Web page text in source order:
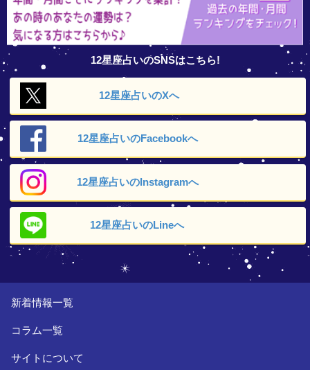
12星座占いのSNSはこちら!
12星座占いのXへ
12星座占いのFacebookへ
12星座占いのInstagramへ
12星座占いのLineへ
新着情報一覧
コラム一覧
サイトについて